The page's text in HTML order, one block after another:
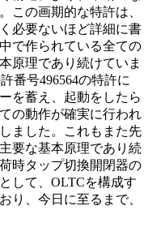
この画期的な特許は、
必要ないほど詳細に書
で作られている全ての
原理であり続けていま
番号496564の特許に
を蓄え、起動をしたら
の動作が確実に行われ
ました。これもまた先
要な基本原理であり続
時タップ切換開閉器の
して、OLTCを構成す
り、今日に至るまで、